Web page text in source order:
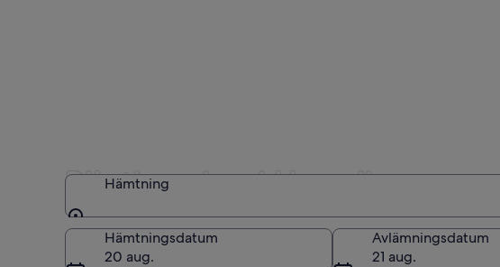
Biluthyrning i Hawaii
Hämtning
Hämtning
Hämtningsdatum
20 aug.
Avlämningsdatum
21 aug.